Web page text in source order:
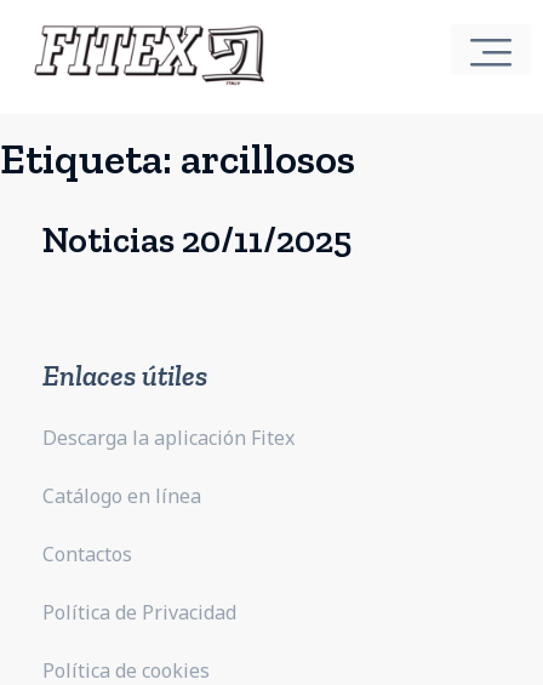
Etiqueta: arcillosos
Noticias 20/11/2025
Enlaces útiles
Descarga la aplicación Fitex
Catálogo en línea
Contactos
Política de Privacidad
Política de cookies